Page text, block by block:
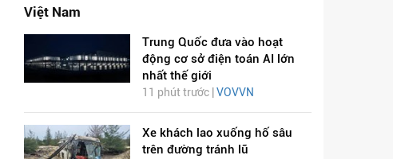
Việt Nam
Trung Quốc đưa vào hoạt
động cơ sở điện toán AI lớn
nhất thế giới
11 phút trước | VOVVN
Xe khách lao xuống hố sâu
trên đường tránh lũ